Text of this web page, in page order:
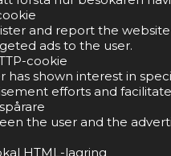
and report the
ads to the user.
cookie
has shown interest in
efforts and
the user and the
HTML-lagring